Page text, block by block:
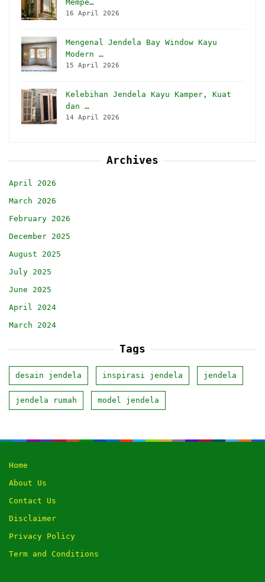
Mempe…
16 April 2026
Mengenal Jendela Bay Window Kayu
Modern …
15 April 2026
Kelebihan Jendela Kayu Kamper, Kuat
dan …
14 April 2026
Archives
April 2026
March 2026
February 2026
December 2025
August 2025
July 2025
June 2025
April 2024
March 2024
Tags
desain jendela inspirasi jendela jendela
jendela rumah model jendela
Home
About Us
Contact Us
Disclaimer
Privacy Policy
Term and Conditions